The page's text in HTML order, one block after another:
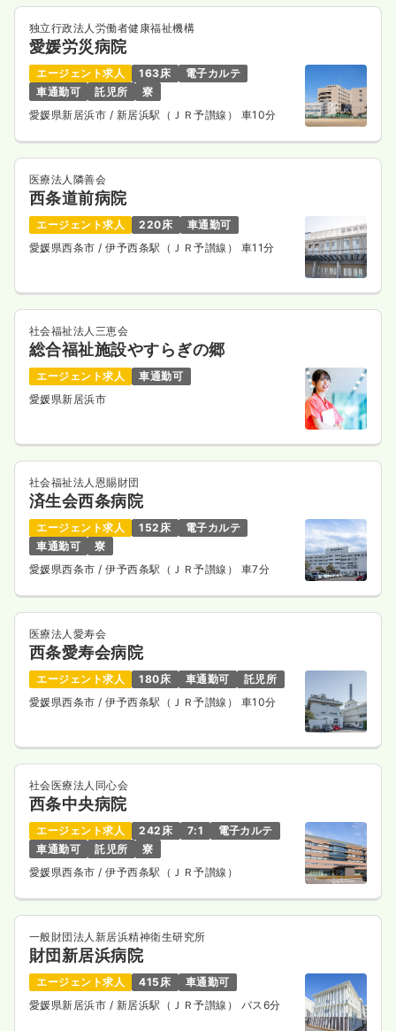
独立行政法人労働者健康福祉機構
愛媛労災病院
エージェント求人 163床
電子カルテ
車通勤可
託児所
寮
愛媛県新居浜市 / 新居浜駅（ＪＲ予讃線） 車10分
医療法人隣善会
西条道前病院
エージェント求人 220床
車通勤可
愛媛県西条市/ 伊予西条駅（ＪＲ予讃線） 車11分
社会福祉法人三恵会
総合福祉施設やすらぎの郷
エージェント求人
車通勤可
愛媛県新居浜市
社会福祉法人恩賜財団
済生会西条病院
エージェント求人 152床
電子カルテ
車通勤可
寮
愛媛県西条市 / 伊予西条駅（ＪＲ予讃線） 車7分
医療法人愛寿会
西条愛寿会病院
エージェント求人 180床 車通勤可
託児所
愛媛県西条市/ 伊予西条駅（ＪＲ予讃線） 車10分
社会医療法人同心会
西条中央病院
エージェント求人 242床 7:1
電子カルテ
車通勤可
託児所
寮
愛媛県西条市 / 伊予西条駅（ＪＲ予讃線）
一般財団法人新居浜精神衛生研究所
財団新居浜病院
エージェント求人 415床
車通勤可
愛媛県新居浜市 / 新居浜駅（ＪＲ予讃線） バス6分